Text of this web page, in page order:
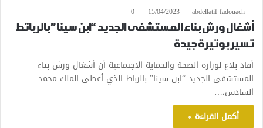
abdellatif fadouach
15/04/2023
0
أشغال ورش بناء المستشفى الجديد “ابن سينا” بالرباتط
تسير بوتيرة جيدة
أفاد بلاغ لوزارة الصحة والحماية الاجتماعية أن أشغال ورش بناء
المستشفى الجديد “ابن سينا” بالرباط الذي أعطى الملك محمد
السادس،…
أكمل القراءة »